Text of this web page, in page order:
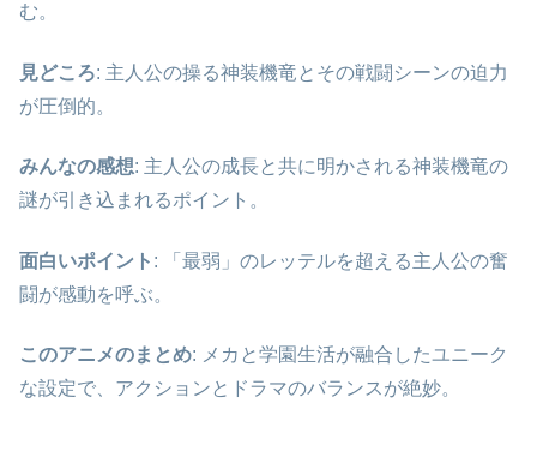
む。
見どころ: 主人公の操る神装機竜とその戦闘シーンの迫力
が圧倒的。
みんなの感想: 主人公の成長と共に明かされる神装機竜の
謎が引き込まれるポイント。
面白いポイント : 「最弱」のレッテルを超える主人公の奮
闘が感動を呼ぶ。
このアニメのまとめ: メカと学園生活が融合したユニーク
な設定で、アクションとドラマのバランスが絶妙。